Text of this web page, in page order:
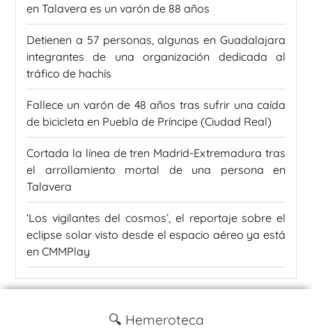
en Talavera es un varón de 88 años
Detienen a 57 personas, algunas en Guadalajara
integrantes de una organización dedicada al
tráfico de hachís
Fallece un varón de 48 años tras sufrir una caída
de bicicleta en Puebla de Príncipe (Ciudad Real)
Cortada la línea de tren Madrid-Extremadura tras
el arrollamiento mortal de una persona en
Talavera
‘Los vigilantes del cosmos’, el reportaje sobre el
eclipse solar visto desde el espacio aéreo ya está
en CMMPlay
🔍 Hemeroteca